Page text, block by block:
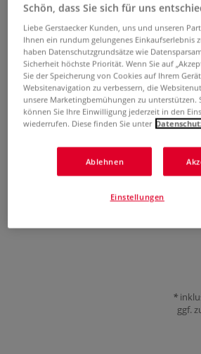
DALER-ROWNEY
0 Bewertungen
DALER-ROWNEY Standöl ist ein
Farbauftrag, zum Satinieren und
ggf.
Schön, dass Sie sich für uns
Liebe Gerstaecker Kunden, uns und unseren
Ihnen ein rundum gelungenes Einkaufserlebnis
haben Datenschutzgrundsätze wie
Sicherheit höchste Priorität. Wenn Sie auf
Sie der Speicherung von Cookies auf Ihrem
Websitenavigation zu verbessern, die
unsere Marketingbemühungen zu unterstützen.
können Sie Ihre Einwilligung jederzeit in den
wiederrufen. Diese finden Sie unter
Ablehnen
Einstellungen